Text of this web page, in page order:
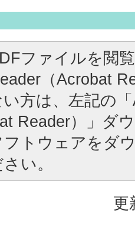
ファイルを閲
（Acrobat
方は、左記の
Reader）」ダ
フトウェアをダ
い。
更